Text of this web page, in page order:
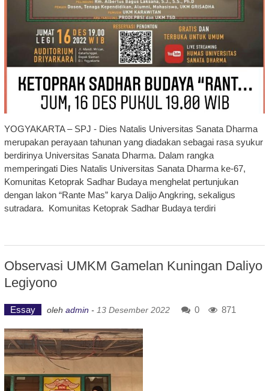
YOGYAKARTA – SPJ - Dies Natalis Universitas Sanata Dharma
merupakan perayaan tahunan yang diadakan sebagai rasa syukur
berdirinya Universitas Sanata Dharma. Dalam rangka
memperingati Dies Natalis Universitas Sanata Dharma ke-67,
Komunitas Ketoprak Sadhar Budaya menghelat pertunjukan
dengan lakon “Rante Mas” karya Dalijo Angkring, sekaligus
sutradara. Komunitas Ketoprak Sadhar Budaya terdiri
Observasi UMKM Gamelan Kuningan Daliyo
Legiyono
Essay oleh admin - 13 Desember 2022 0 871